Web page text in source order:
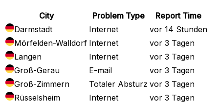
City Problem Type
Report Time
Darmstadt
Internet
vor 14 Stunden
Mörfelden-Walldorf Internet
vor 3 Tagen
Langen
Internet
vor 3 Tagen
Groß-Gerau
E-mail
vor 3 Tagen
Groß-Zimmern
Totaler Absturz vor 3 Tagen
Rüsselsheim
Internet vor 3 Tagen